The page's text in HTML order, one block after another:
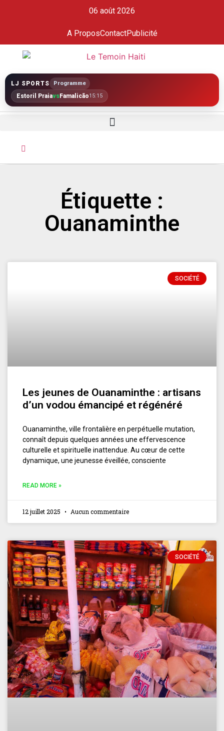
06 août 2026
A ProposContactPublicité
LJ SPORTS Programme
Estoril PraiavsFamalicão15:15
Étiquette :
Ouanaminthe
SOCIÉTÉ
Les jeunes de Ouanaminthe : artisans
d’un vodou émancipé et régénéré
Ouanaminthe, ville frontalière en perpétuelle mutation,
connaît depuis quelques années une effervescence
culturelle et spirituelle inattendue. Au cœur de cette
dynamique, une jeunesse éveillée, consciente
READ MORE »
12 juillet 2025 Aucun commentaire
SOCIÉTÉ